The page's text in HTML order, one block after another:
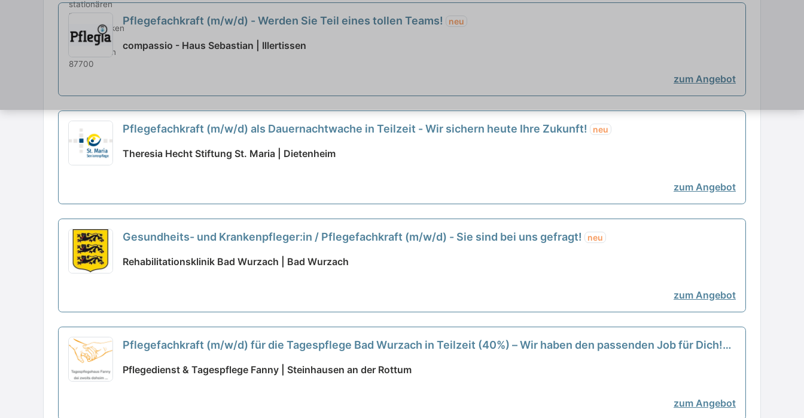
Pflegefachkraft (m/w/d) - Werden Sie Teil eines tollen Teams! neu
compassio - Haus Sebastian | Illertissen
zum Angebot
Pflegefachkraft (m/w/d) als Dauernachtwache in Teilzeit - Wir sichern heute Ihre Zukunft! neu
Theresia Hecht Stiftung St. Maria | Dietenheim
zum Angebot
Gesundheits- und Krankenpfleger:in / Pflegefachkraft (m/w/d) - Sie sind bei uns gefragt! neu
Rehabilitationsklinik Bad Wurzach | Bad Wurzach
zum Angebot
Pflegefachkraft (m/w/d) für die Tagespflege Bad Wurzach in Teilzeit (40%) – Wir haben den passenden Job für Dich!
Pflegedienst & Tagespflege Fanny | Steinhausen an der Rottum
zum Angebot